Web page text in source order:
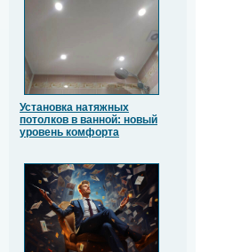
Установка натяжных
потолков в ванной: новый
уровень комфорта